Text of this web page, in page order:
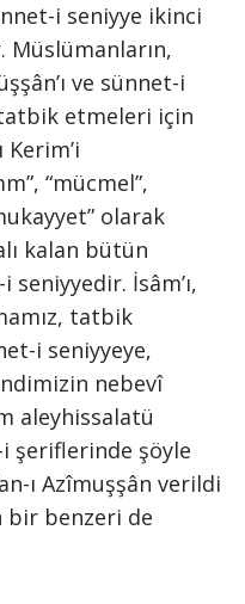
i seniyye ikinci
ve sünnet-i
etmeleri için
Kerim’i
“mücmel”,
olarak
kalan bütün
seniyyedir. İsâm’ı,
tatbik
i seniyyeye,
nebevî
aleyhissalatü
şeriflerinde şöyle
ı Azîmuşşân verildi
bir benzeri de